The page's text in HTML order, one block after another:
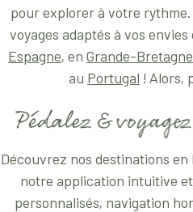
pour explorer à votre
voyages adaptés à vos envies
Espagne, en Grande-Bretagne
au Portugal ! Alors,
Découvrez nos destinations
notre application intuitive
personnalisés, navigation